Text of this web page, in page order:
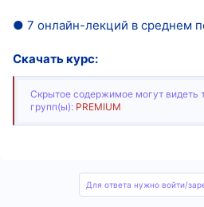
● 7 онлайн-лекций в среднем
Скачать курс:
Скрытое содержимое могут видеть
групп(ы): PREMIUM
Для ответа нужно войти/